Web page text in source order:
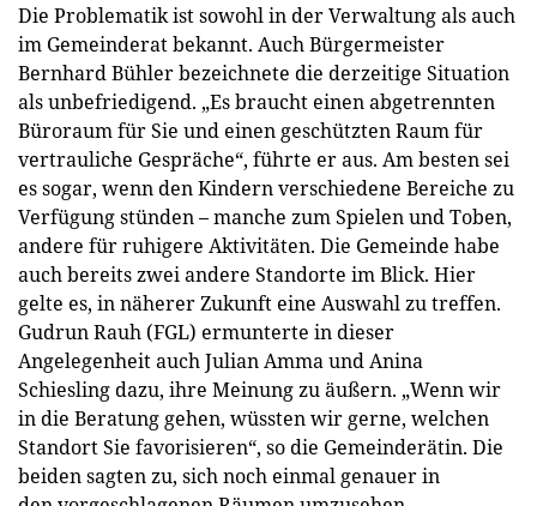
Die Problematik ist sowohl in der Verwaltung als auch
im Gemeinderat bekannt. Auch Bürgermeister
Bernhard Bühler bezeichnete die derzeitige Situation
als unbefriedigend. „Es braucht einen abgetrennten
Büroraum für Sie und einen geschützten Raum für
vertrauliche Gespräche“, führte er aus. Am besten sei
es sogar, wenn den Kindern verschiedene Bereiche zu
Verfügung stünden – manche zum Spielen und Toben,
andere für ruhigere Aktivitäten. Die Gemeinde habe
auch bereits zwei andere Standorte im Blick. Hier
gelte es, in näherer Zukunft eine Auswahl zu treffen.
Gudrun Rauh (FGL) ermunterte in dieser
Angelegenheit auch Julian Amma und Anina
Schiesling dazu, ihre Meinung zu äußern. „Wenn wir
in die Beratung gehen, wüssten wir gerne, welchen
Standort Sie favorisieren“, so die Gemeinderätin. Die
beiden sagten zu, sich noch einmal genauer in